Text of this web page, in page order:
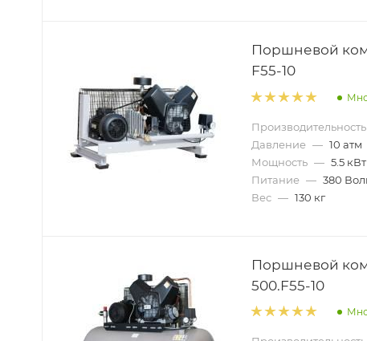
Поршневой
F55-10
Производительность
Давление — 10 атм
Мощность — 5.5 кВт
Питание — 380
Вес — 130 кг
Поршневой
500.F55-10